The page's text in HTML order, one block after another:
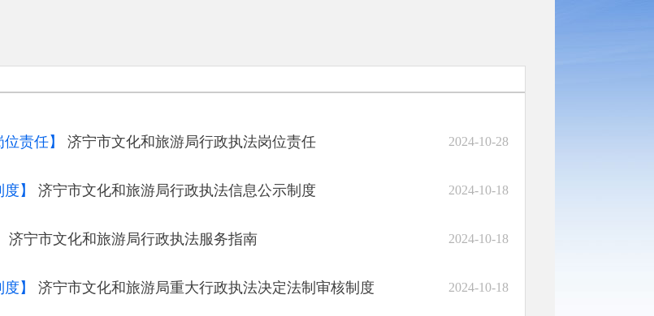
责任】 济宁市文化和旅游局行政执法岗位责任 2024-10-28
】 济宁市文化和旅游局行政执法信息公示制度 2024-10-18
济宁市文化和旅游局行政执法服务指南 2024-10-18
】 济宁市文化和旅游局重大行政执法决定法制审核制度 2024-10-18